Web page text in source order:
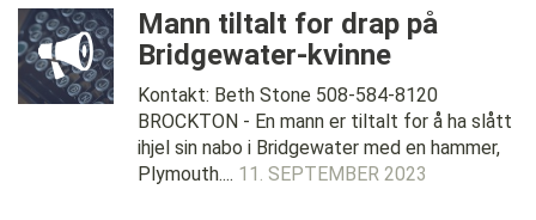
Mann tiltalt for drap på
Bridgewater-kvinne
Kontakt: Beth Stone 508-584-8120
BROCKTON - En mann er tiltalt for å ha slått
ihjel sin nabo i Bridgewater med en hammer,
Plymouth.... 11. SEPTEMBER 2023